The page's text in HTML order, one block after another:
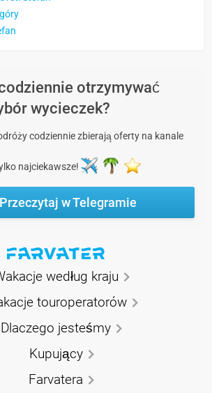
otrzymywać
wycieczek?
codziennie zbierają oferty na kanale
najciekawsze!
Przeczytaj w Telegramie
według kraju
touroperatorów
Dlaczego jesteśmy
Kupujący
Farvatera